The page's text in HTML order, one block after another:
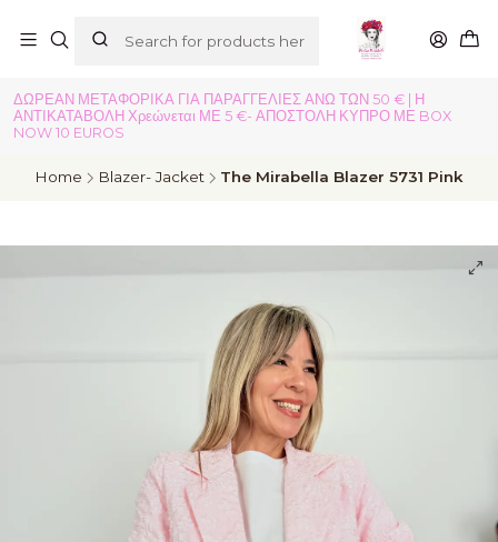
ΔΩΡΕΑΝ ΜΕΤΑΦΟΡΙΚΑ ΓΙΑ ΠΑΡΑΓΓΕΛΙΕΣ ΑΝΩ ΤΩΝ 50 € | Η
ΑΝΤΙΚΑΤΑΒΟΛΗ Χρεώνεται ΜΕ 5 €- ΑΠΟΣΤΟΛΗ ΚΥΠΡΟ ΜΕ BOX
NOW 10 EUROS
Home Blazer- Jacket The Mirabella Blazer 5731 Pink